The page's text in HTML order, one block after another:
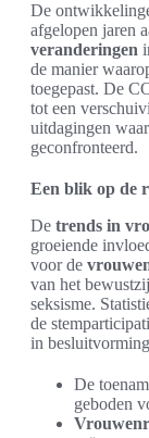
De
afgelopen jaren
veranderingen
de manier
toegepast. De
tot een
uitdagingen
geconfronteerd.
Een blik op de
De trends in
groeiende
voor de
van het
seksisme.
de
in
De
geboden